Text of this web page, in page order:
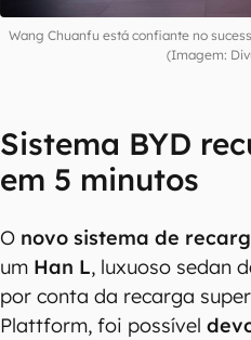
Wang Chuanfu está confiante no
(Imagem:
Sistema BYD
em 5 minutos
O novo sistema de
um Han L, luxuoso sedan
por conta da recarga
Plattform, foi possível